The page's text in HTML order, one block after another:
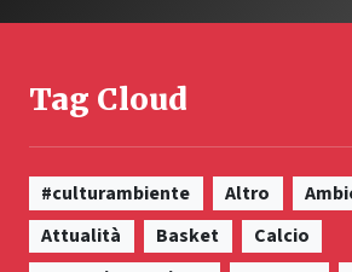
Tag Cloud
#culturambiente Altro
Attualità
Basket
Calcio